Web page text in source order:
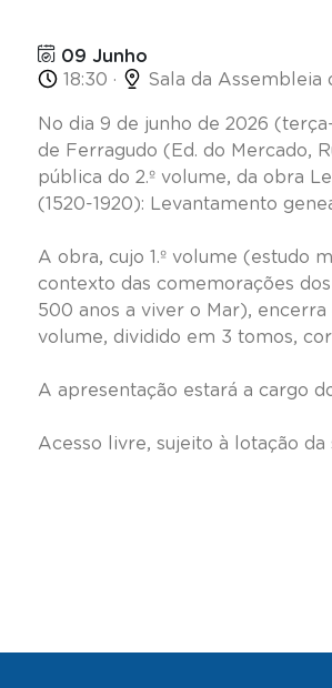
09 Junho
18:30 ·
Sala da Assembleia
No dia 9 de junho de 2026
de Ferragudo (Ed. do Mercado,
pública do 2.º volume, da obra
(1520-1920): Levantamento
A obra, cujo 1.º volume (estudo
contexto das comemorações
500 anos a viver o Mar),
volume, dividido em 3 tomos,
A apresentação estará a cargo
Acesso livre, sujeito à lotação da